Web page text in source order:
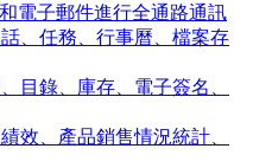
電子郵件進行全通路通訊
、任務、行事曆、檔案存
目錄、庫存、電子簽名、
效、產品銷售情況統計、